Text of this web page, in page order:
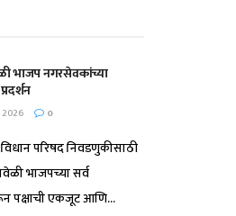
भाजप नगरसेवकांच्या
2026 0
परिषद निवडणुकीसाठी
भाजपच्या सर्व
पक्षाची एकजूट आणि...